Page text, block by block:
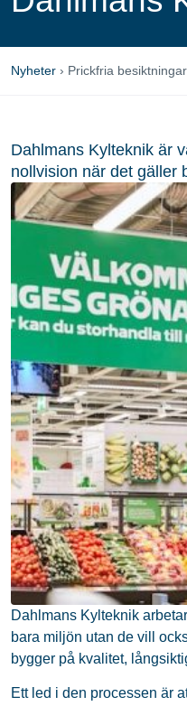
Nyheter › Prickfria
Dahlmans Kylteknik är
nollvision när det gäller
Dahlmans Kylteknik
bara miljön utan de vill
bygger på kvalitet,
Ett led i den processen är